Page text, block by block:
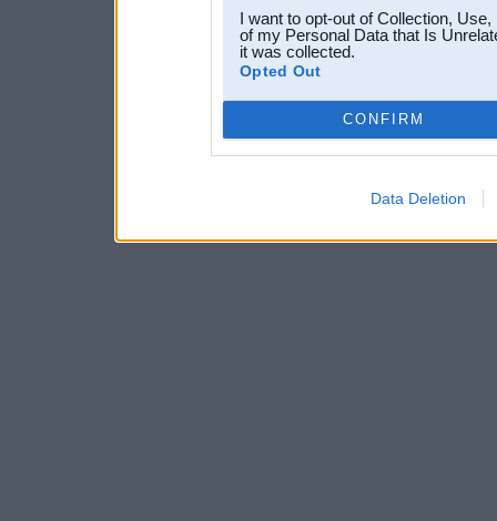
I want to opt-out of Collection,
of my Personal Data that Is
it was collected.
Opted Out
CONFIRM
Data Deletion